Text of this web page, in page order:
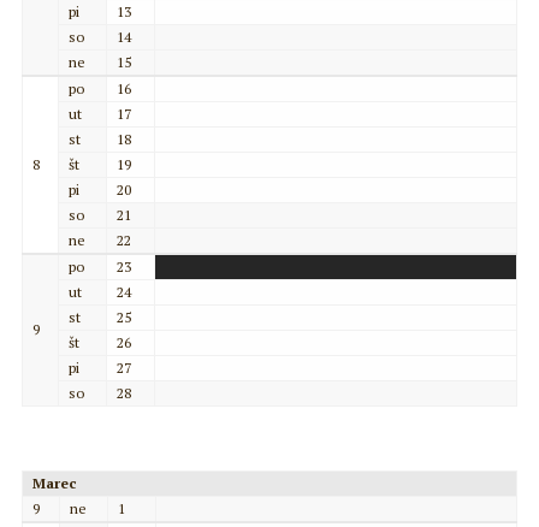
pi
13
so
14
ne
15
8
po
16
ut
17
st
18
št
19
pi
20
so
21
ne
22
9
po
23
ut
24
st
25
št
26
pi
27
so
28
Marec
9
ne 1